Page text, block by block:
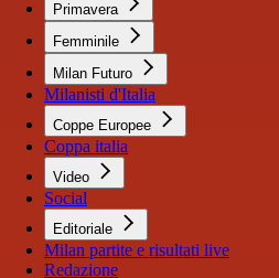
Primavera
Femminile
Milan Futuro
Milanisti d'Italia
Coppe Europee
Coppa italia
Video
Social
Editoriale
Milan partite e risultati live
Redazione